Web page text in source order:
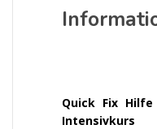
Quick Fix
Intensivkurs